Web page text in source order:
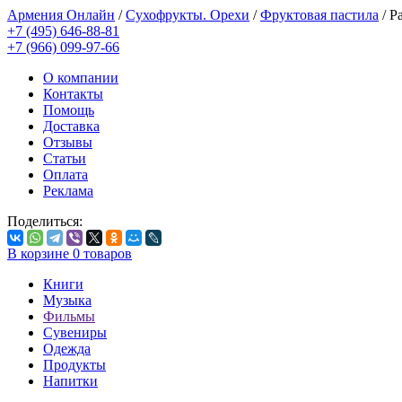
Армения Онлайн /Сухофрукты. Орехи /Фруктовая пастила /
+7 (495) 646-88-81
+7 (966) 099-97-66
О компании
Контакты
Помощь
Доставка
Отзывы
Статьи
Оплата
Реклама
Поделиться:
В корзине 0 товаров
Книги
Музыка
Фильмы
Сувениры
Одежда
Продукты
Напитки